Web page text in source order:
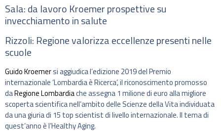
Sala: da lavoro Kroemer prospettive su
invecchiamento in salute
Rizzoli: Regione valorizza eccellenze presenti nelle
scuole
Guido Kroemersi aggiudica l’edizione 2019 del Premio
internazionale ‘Lombardia è Ricerca’, il riconoscimento promosso
daRegione Lombardiache assegna 1 milione di euro alla migliore
scoperta scientifica nell’ambito delle Scienze della Vita individuata
da una giuria di 15 top scientist di livello internazionale. Il tema di
quest’anno è l’Healthy Aging.